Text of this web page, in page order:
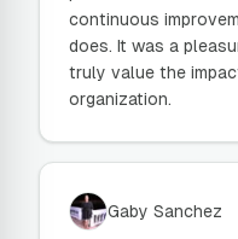
continuous
does. It was a
truly value the
organization.
Gaby Sanchez